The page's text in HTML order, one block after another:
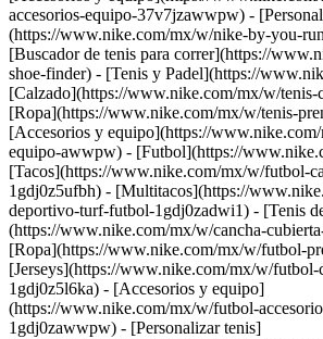
accesorios-equipo-37v7jzawwpw) -
(https://www.nike.com/mx/w/nike-by-you-
[Buscador de tenis para correr](https://
shoe-finder) - [Tenis y Padel](https://
[Calzado](https://www.nike.com/mx/w/tenis-
[Ropa](https://www.nike.com/mx/w/tenis-
[Accesorios y equipo](https://
equipo-awwpw) - [Futbol](https://
[Tacos](https://www.nike.com/mx/w/futbol-
1gdj0z5ufbh) - [Multitacos](https://
deportivo-turf-futbol-1gdj0zadwi1) - [Tenis
(https://www.nike.com/mx/w/cancha-
[Ropa](https://www.nike.com/mx/w/futbol-
[Jerseys](https://www.nike.com/mx/w/futbol-
1gdj0z5l6ka) - [Accesorios y equipo]
(https://www.nike.com/mx/w/futbol-
1gdj0zawwpw) - [Personalizar tenis]